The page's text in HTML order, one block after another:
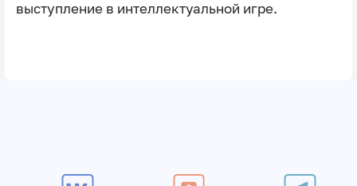
выступление в интеллектуальной игре.